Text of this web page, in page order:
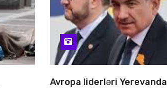
Avropa liderləri Yerevanda